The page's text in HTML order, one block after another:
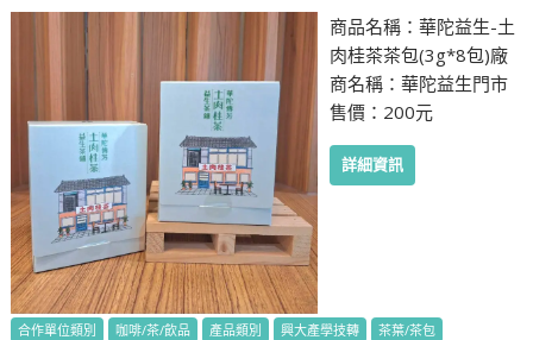
商品名稱：華陀益生-土
肉桂茶茶包(3g*8包)廠
商名稱：華陀益生門市
售價：200元
詳細資訊
合作單位類別 咖啡/茶/飲品 產品類別 興大產學技轉
茶葉/茶包